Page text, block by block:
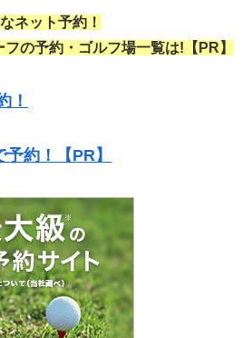
ネット予約！
の予約・ゴルフ場一覧は!【PR】
！
約！【PR】